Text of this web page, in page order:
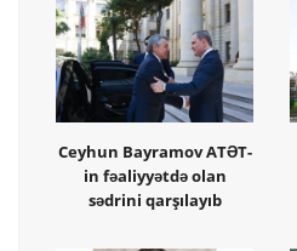
Ceyhun Bayramov ATƏT-
in fəaliyyətdə olan
sədrini qarşılayıb